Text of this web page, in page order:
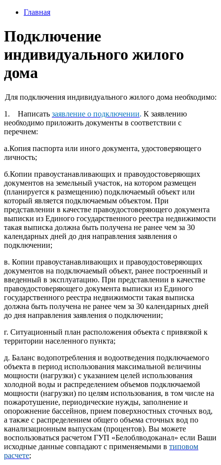
Главная
Подключение
индивидуального жилого
дома
Для подключения индивидуального жилого дома необходимо:
1. Написать заявление о подключении. К заявлению
необходимо приложить документы в соответствии с
перечнем:
а.Копия паспорта или иного документа, удостоверяющего
личность;
б.Копии правоустанавливающих и правоудостоверяющих
документов на земельный участок, на котором размещен
(планируется к размещению) подключаемый объект или
который является подключаемым объектом. При
представлении в качестве правоудостоверяющего документа
выписки из Единого государственного реестра недвижимости
такая выписка должна быть получена не ранее чем за 30
календарных дней до дня направления заявления о
подключении;
в. Копии правоустанавливающих и правоудостоверяющих
документов на подключаемый объект, ранее построенный и
введенный в эксплуатацию. При представлении в качестве
правоудостоверяющего документа выписки из Единого
государственного реестра недвижимости такая выписка
должна быть получена не ранее чем за 30 календарных дней
до дня направления заявления о подключении;
г. Ситуационный план расположения объекта с привязкой к
территории населенного пункта;
д. Баланс водопотребления и водоотведения подключаемого
объекта в период использования максимальной величины
мощности (нагрузки) с указанием целей использования
холодной воды и распределением объемов подключаемой
мощности (нагрузки) по целям использования, в том числе на
пожаротушение, периодические нужды, заполнение и
опорожнение бассейнов, прием поверхностных сточных вод,
а также с распределением общего объема сточных вод по
канализационным выпускам (процентов). Вы можете
воспользоваться расчетом ГУП «Белоблводоканал» если Ваши
исходные данные совпадают с применяемыми в типовом
расчете;